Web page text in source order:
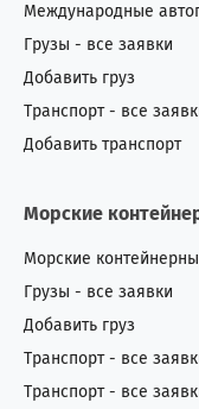
Международные
Грузы - все заявки
Добавить груз
Транспорт - все
Добавить транспорт
Морские
Морские
Грузы - все заявки
Добавить груз
Транспорт - все
Транспорт - все